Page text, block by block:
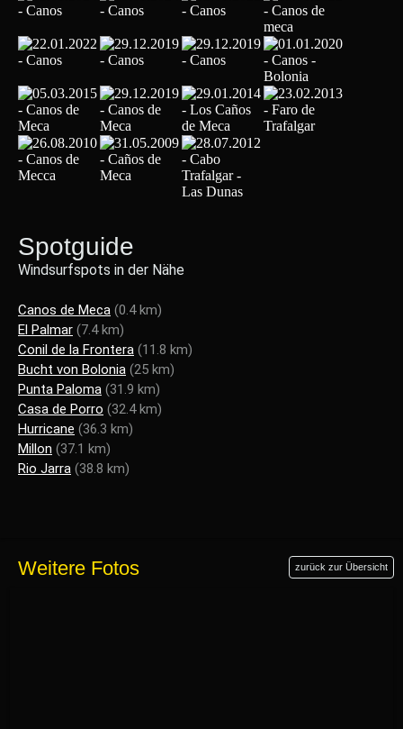
Spotguide
Windsurfspots in der Nähe
Canos de Meca (0.4 km)
El Palmar (7.4 km)
Conil de la Frontera (11.8 km)
Bucht von Bolonia (25 km)
Punta Paloma (31.9 km)
Casa de Porro (32.4 km)
Hurricane (36.3 km)
Millon (37.1 km)
Rio Jarra (38.8 km)
Weitere Fotos zurück zur Übersicht